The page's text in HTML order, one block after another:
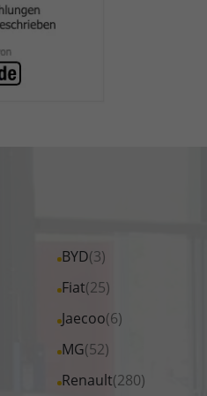
BYD(3)
Alle
Fahrzeuge
BYD
anzeigen
Fiat(25)
Alle
Fahrzeuge
Fiat
anzeigen
Jaecoo(6)
Alle
Fahrzeuge
Jaecoo
MG(52)
Alle
Fahrzeuge
Renault(280)
Alle